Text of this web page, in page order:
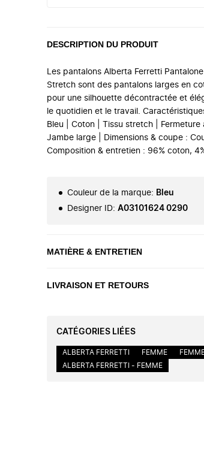
DESCRIPTION DU PRODUIT
Les pantalons Alberta Ferretti
Stretch sont des pantalons larges en
pour une silhouette décontractée et
le quotidien et le travail.
Bleu | Coton | Tissu stretch | Fermeture
Jambe large | Dimensions & coupe :
Composition & entretien : 96% coton,
Couleur de la marque: Bleu
Designer ID: A03101624 0290
MATIÈRE & ENTRETIEN
LIVRAISON ET RETOURS
CATÉGORIES LIÉES
ALBERTA FERRETTI FEMME
ALBERTA FERRETTI - FEMME